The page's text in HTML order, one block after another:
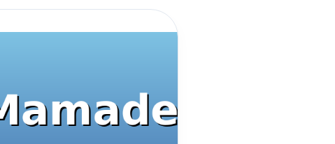
Amamentação
Brinquedos Educativos
Cuidados com o Bebê